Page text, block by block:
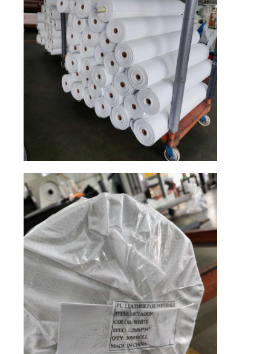
Luvas Couro
couro da bola
Couro artificial
Tecido para estofamento de sofá